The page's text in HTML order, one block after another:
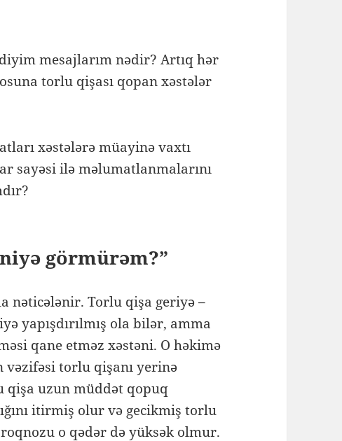
mesajlarım nədir? Artıq hər
torlu qişası qopan xəstələr
xəstələrə müayinə vaxtı
sayəsi ilə məlumatlanmalarını
görmürəm?”
nəticələnir. Torlu qişa geriyə –
yapışdırılmış ola bilər, amma
qane etməz xəstəni. O həkimə
torlu qişanı yerinə
qişa uzun müddət qopuq
itirmiş olur və gecikmiş torlu
o qədər də yüksək olmur.